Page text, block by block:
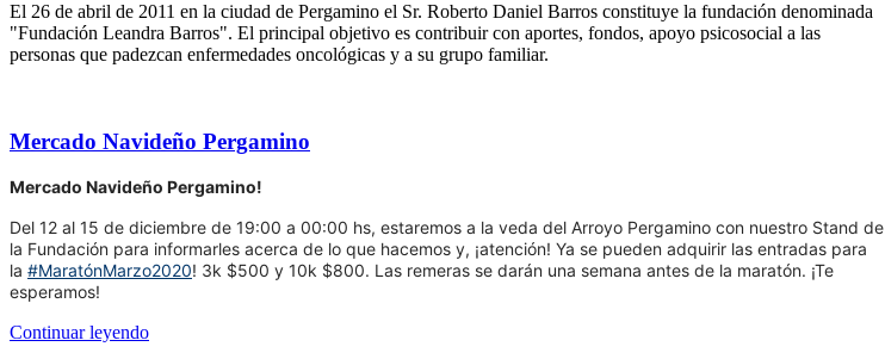
El 26 de abril de 2011 en la ciudad de Pergamino el Sr. Roberto Daniel Barros constituye la fundación denominada
"Fundación Leandra Barros". El principal objetivo es contribuir con aportes, fondos, apoyo psicosocial a las
personas que padezcan enfermedades oncológicas y a su grupo familiar.
Mercado Navideño Pergamino
Mercado Navideño Pergamino!
Del 12 al 15 de diciembre de 19:00 a 00:00 hs, estaremos a la veda del Arroyo Pergamino con nuestro Stand de
la Fundación para informarles acerca de lo que hacemos y, ¡atención! Ya se pueden adquirir las entradas para
la #MaratónMarzo2020! 3k $500 y 10k $800. Las remeras se darán una semana antes de la maratón. ¡Te
esperamos!
Continuar leyendo